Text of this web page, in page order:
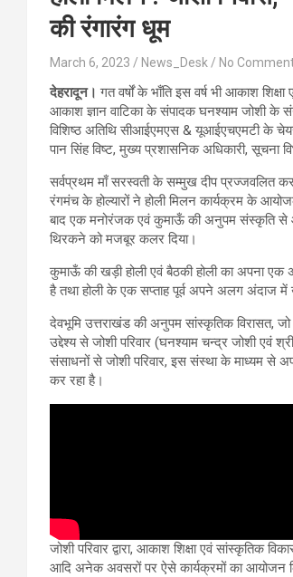
की रंगारंग धूम
March 6, 2023 News_Desk No
देहरादून।गत वर्षों के भाँति इस वर्ष भी आकाश
आकाश ज्ञान वाटिका के संपादक घनश्याम जोशी के
विशिष्ठ अतिथि सीआईएमएस & यूआईएचएमटी के
पान सिंह विष्ट, मुख्य प्रशासनिक अधिकारी, सूचना
सर्वप्रथम माँ सरस्वती के सम्मुख दीप प्रज्जवलित
रंगमंच के होल्यारों ने होली मिलन कार्यक्रम के
बाद एक मनोरंजक एवं कुमाऊँ की अनुपम संस्कृति से
थिरकने को मजबूर कलर दिया।
कुमाऊँ की खड़ी होली एवं बैठकी होली का अपना एक
है तथा होली के एक सप्ताह पूर्व अपने अलग अंदाज में
देवभूमि उत्तराखंड की अनुपम सांस्कृतिक विरासत, जो
उद्देश्य से जोशी परिवार (घनश्याम चन्द्र जोशी एवं
संसाधनों से जोशी परिवार, इस संस्था के माध्यम से
कर रहा है।
जोशी परिवार द्वारा, आकाश शिक्षा एवं सांस्कृतिक
आदि अनेक अवसरों पर ऐसे कार्यक्रमों का आयोजन